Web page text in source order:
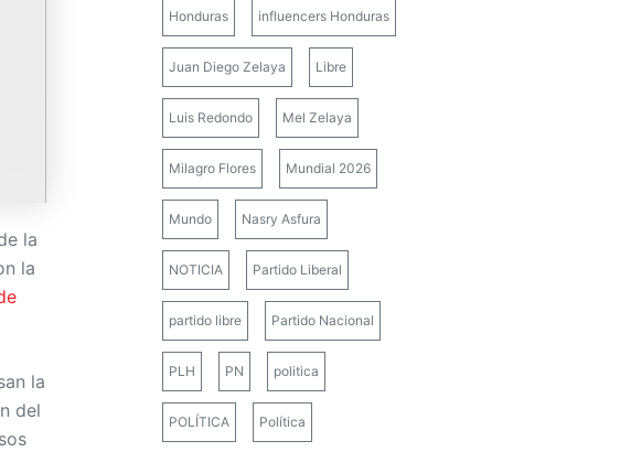
la
la
la
del
Honduras influencers Honduras
Juan Diego Zelaya Libre
Luis Redondo Mel Zelaya
Milagro Flores Mundial 2026
Mundo Nasry Asfura
NOTICIA Partido Liberal
partido libre Partido Nacional
PLH PN politica
POLÍTICA Política